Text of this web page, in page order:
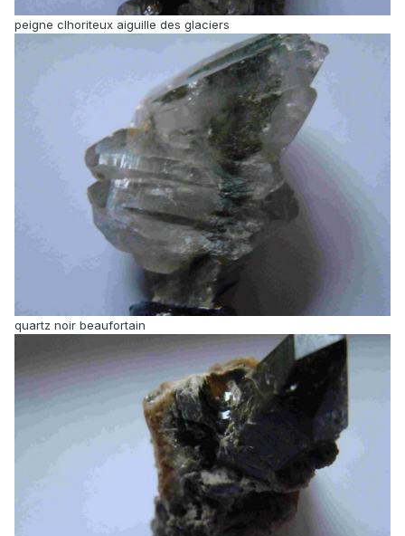
peigne clhoriteux aiguille des glaciers
quartz noir beaufortain